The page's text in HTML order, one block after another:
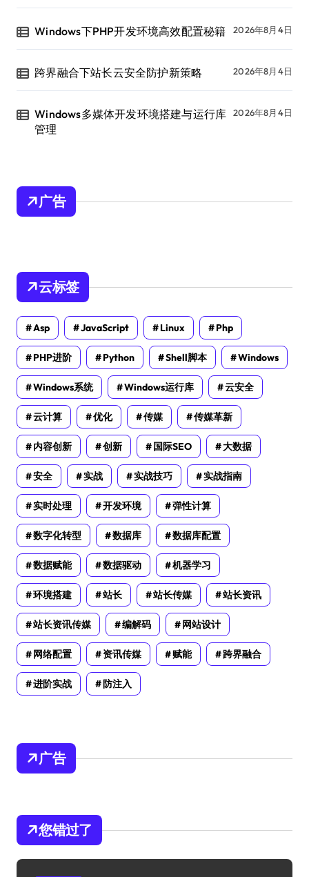
Windows下PHP开发环境高效配置秘籍 2026年8月4日
跨界融合下站长云安全防护新策略 2026年8月4日
Windows多媒体开发环境搭建与运行库
管理
2026年8月4日
广告
云标签
Asp JavaScript Linux Php
PHP进阶 Python Shell脚本 Windows
Windows系统 Windows运行库 云安全
云计算 优化 传媒 传媒革新
内容创新 创新 国际SEO 大数据
安全 实战 实战技巧 实战指南
实时处理 开发环境 弹性计算
数字化转型 数据库 数据库配置
数据赋能 数据驱动 机器学习
环境搭建 站长 站长传媒 站长资讯
站长资讯传媒 编解码 网站设计
网络配置 资讯传媒 赋能 跨界融合
进阶实战 防注入
广告
您错过了